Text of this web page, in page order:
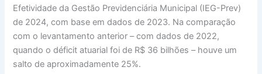
Efetividade da Gestão Previdenciária Municipal (IEG-Prev)
de 2024, com base em dados de 2023. Na comparação
com o levantamento anterior – com dados de 2022,
quando o déficit atuarial foi de R$ 36 bilhões – houve um
salto de aproximadamente 25%.